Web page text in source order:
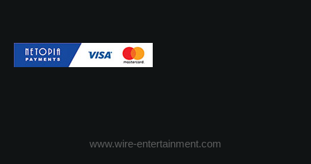
www.wire-entertainment.com